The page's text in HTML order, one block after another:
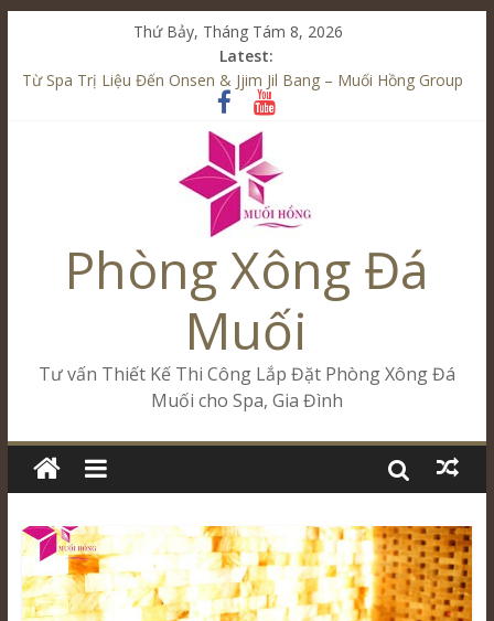
Thứ Bảy, Tháng Tám 8, 2026
Latest:
Từ Spa Trị Liệu Đến Onsen & Jjim Jil Bang – Muối Hồng Group
Kết Hợp Onsen & Jjim Jil Bang Trong Mô Hình Spa – Muối
Cham Riverside Onsen & Jjim Jil Bang Đà Nẵng Muối Hồng
Spa Jjim Jil Bang Kết Hợp Onsen – Kinh Doanh Chuẩn Sao –
Tăng Doanh Số Kinh Doanh Lắp Đặt Onsen & Jjim Jil Bang –
Muối Hồng Group
Phòng Xông Đá
Muối
Tư vấn Thiết Kế Thi Công Lắp Đặt Phòng Xông Đá
Muối cho Spa, Gia Đình